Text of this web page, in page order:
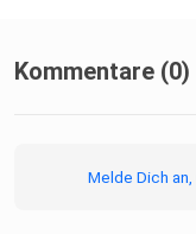
Kommentare (0)
Melde Dich